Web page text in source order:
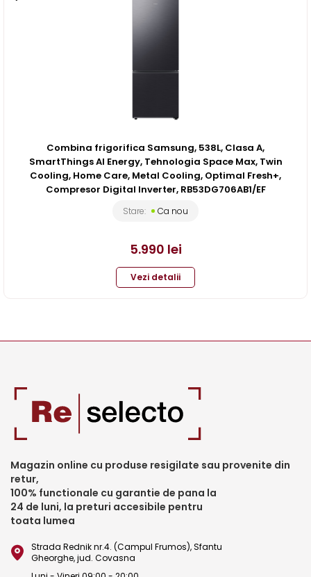
Combina frigorifica Samsung, 538L, Clasa A,
SmartThings AI Energy, Tehnologia Space Max, Twin
Cooling, Home Care, Metal Cooling, Optimal Fresh+,
Compresor Digital Inverter, RB53DG706AB1/EF
Stare: Ca nou
5.990 lei
Vezi detalii
Magazin online cu produse resigilate sau provenite din
retur,
100% functionale cu garantie de pana la
24 de luni, la preturi accesibile pentru
toata lumea
Strada Rednik nr.4. (Campul Frumos), Sfantu
Gheorghe, jud. Covasna